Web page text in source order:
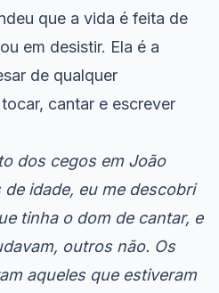
que a vida é feita de
em desistir. Ela é a
de qualquer
cantar e escrever
dos cegos em João
idade, eu me descobri
tinha o dom de cantar, e
outros não. Os
aqueles que estiveram